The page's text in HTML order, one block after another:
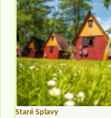
Staré Splavy